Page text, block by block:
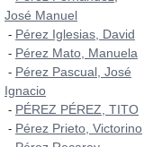
José Manuel
- Pérez Iglesias, David
- Pérez Mato, Manuela
- Pérez Pascual, José
Ignacio
- PÉREZ PÉREZ, TITO
- Pérez Prieto, Victorino